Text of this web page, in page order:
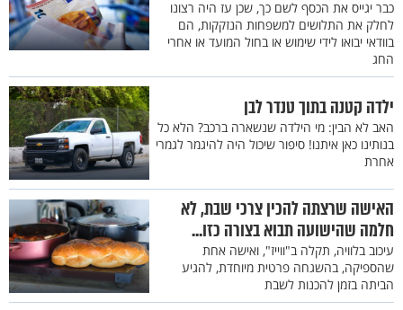
כבר יגייס את הכסף לשם כך, שכן עז היה רצונו
לחלק את התלושים למשפחות הנזקקות, הם
בוודאי יבואו לידי שימוש או בחול המועד או אחרי
החג
ילדה קטנה בתוך טנדר לבן
האב לא הבין: מי הילדה שנשארה ברכב? הלא כל
בנותינו כאן איתנו! סיפור שיכול היה להיגמר לגמרי
אחרת
האישה שרצתה להכין צרכי שבת, לא
חלמה שהישועה תבוא בצורה כזו...
עיכוב בלוויה, תקלה ב"ווייז", ואישה אחת
שהספיקה, בהשגחה פרטית מיוחדת, להגיע
הביתה בזמן להכנות לשבת